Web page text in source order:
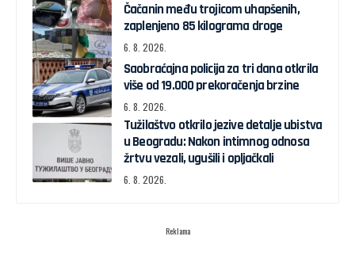
Čačanin među trojicom uhapšenih,
zaplenjeno 85 kilograma droge
6. 8. 2026.
Saobraćajna policija za tri dana otkrila
više od 19.000 prekoračenja brzine
6. 8. 2026.
Tužilaštvo otkrilo jezive detalje ubistva
u Beogradu: Nakon intimnog odnosa
žrtvu vezali, ugušili i opljačkali
6. 8. 2026.
Reklama